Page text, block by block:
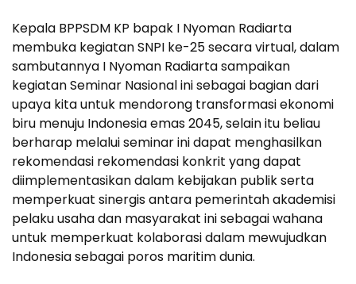
Kepala BPPSDM KP bapak I Nyoman Radiarta
membuka kegiatan SNPI ke-25 secara virtual, dalam
sambutannya I Nyoman Radiarta sampaikan
kegiatan Seminar Nasional ini sebagai bagian dari
upaya kita untuk mendorong transformasi ekonomi
biru menuju Indonesia emas 2045, selain itu beliau
berharap melalui seminar ini dapat menghasilkan
rekomendasi rekomendasi konkrit yang dapat
diimplementasikan dalam kebijakan publik serta
memperkuat sinergis antara pemerintah akademisi
pelaku usaha dan masyarakat ini sebagai wahana
untuk memperkuat kolaborasi dalam mewujudkan
Indonesia sebagai poros maritim dunia.